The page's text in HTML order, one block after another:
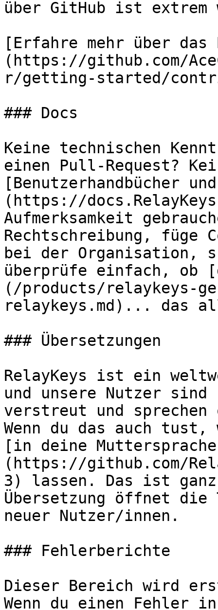
über GitHub ist
[Erfahre mehr über
(https://github.com/
r/getting-started/
### Docs
Keine technischen
einen Pull-Request?
[Benutzerhandbücher
(https://
Aufmerksamkeit
Rechtschreibung,
bei der Organisation,
überprüfe einfach,
(/products/relaykeys-
relaykeys.md)... das
### Übersetzungen
RelayKeys ist ein
und unsere Nutzer sind
verstreut und sprechen
Wenn du das auch tust,
[in deine
(https://github.com/
3) lassen. Das ist
Übersetzung öffnet die
neuer Nutzer/innen.
### Fehlerberichte
Dieser Bereich wird
Wenn du einen Fehler